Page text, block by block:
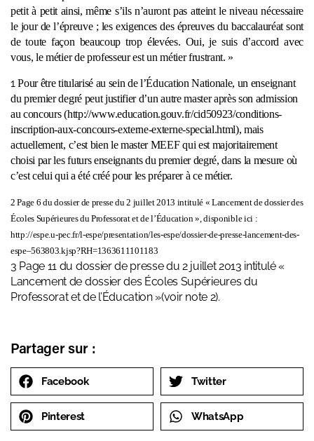
petit à petit ainsi, même s’ils n’auront pas atteint le niveau nécessaire
le jour de l’épreuve ; les exigences des épreuves du baccalauréat sont
de toute façon beaucoup trop élevées. Oui, je suis d’accord avec
vous, le métier de professeur est un métier frustrant. »
1Pour être titularisé au sein de l’Éducation Nationale, un enseignant
du premier degré peut justifier d’un autre master après son admission
au concours (http://www.education.gouv.fr/cid50923/conditions-
inscription-aux-concours-externe-externe-special.html), mais
actuellement, c’est bien le master MEEF qui est majoritairement
choisi par les futurs enseignants du premier degré, dans la mesure où
c’est celui qui a été créé pour les préparer à ce métier.
2 Page 6 du dossier de presse du 2 juillet 2013 intitulé « Lancement de dossier des
Écoles Supérieures du Professorat et de l’Éducation », disponible ici :
http://espe.u-pec.fr/l-espe/presentation/les-espe/dossier-de-presse-lancement-des-
espe–563803.kjsp?RH=1363611101183
3 Page 11 du dossier de presse du 2 juillet 2013 intitulé «
Lancement de dossier des Écoles Supérieures du
Professorat et de l’Éducation »(voir note 2).
Partager sur :
Facebook Twitter
Pinterest WhatsApp